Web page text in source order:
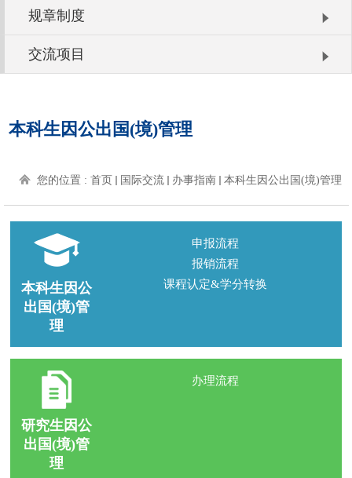
规章制度
交流项目
本科生因公出国(境)管理
您的位置 : 首页 国际交流 办事指南 本科生因公出国(境)管理
本科生因公
出国(境)管
理
申报流程
报销流程
课程认定&学分转换
研究生因公
出国(境)管
理
办理流程